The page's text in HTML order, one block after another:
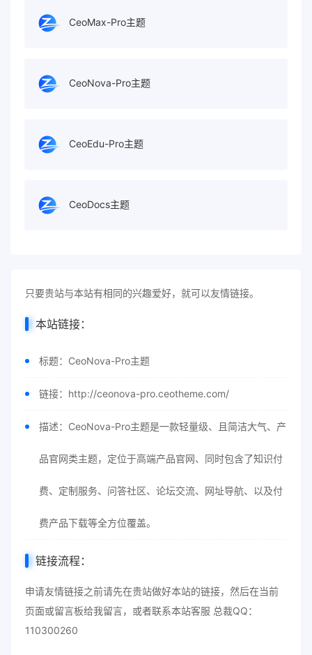
CeoMax-Pro主题
CeoNova-Pro主题
CeoEdu-Pro主题
CeoDocs主题
只要贵站与本站有相同的兴趣爱好，就可以友情链接。
本站链接：
标题：CeoNova-Pro主题
链接：http://ceonova-pro.ceotheme.com/
描述：CeoNova-Pro主题是一款轻量级、且简洁大气、产
品官网类主题，定位于高端产品官网、同时包含了知识付
费、定制服务、问答社区、论坛交流、网址导航、以及付
费产品下载等全方位覆盖。
链接流程：
申请友情链接之前请先在贵站做好本站的链接，然后在当前
页面或留言板给我留言，或者联系本站客服 总裁QQ：
110300260